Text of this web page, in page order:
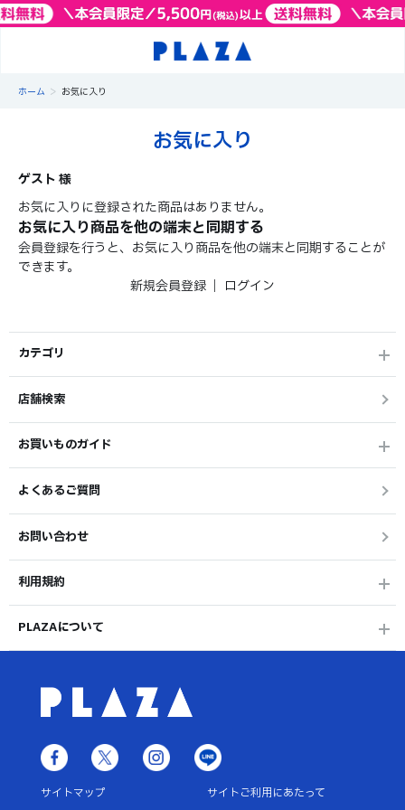
ホーム > お気に入り
お気に入り
ゲスト 様
お気に入りに登録された商品はありません。
お気に入り商品を他の端末と同期する
会員登録を行うと、お気に入り商品を他の端末と同期することが
できます。
新規会員登録
ログイン
カテゴリ
店舗検索
お買いものガイド
よくあるご質問
お問い合わせ
利用規約
PLAZAについて
サイトマップ サイトご利用にあたって